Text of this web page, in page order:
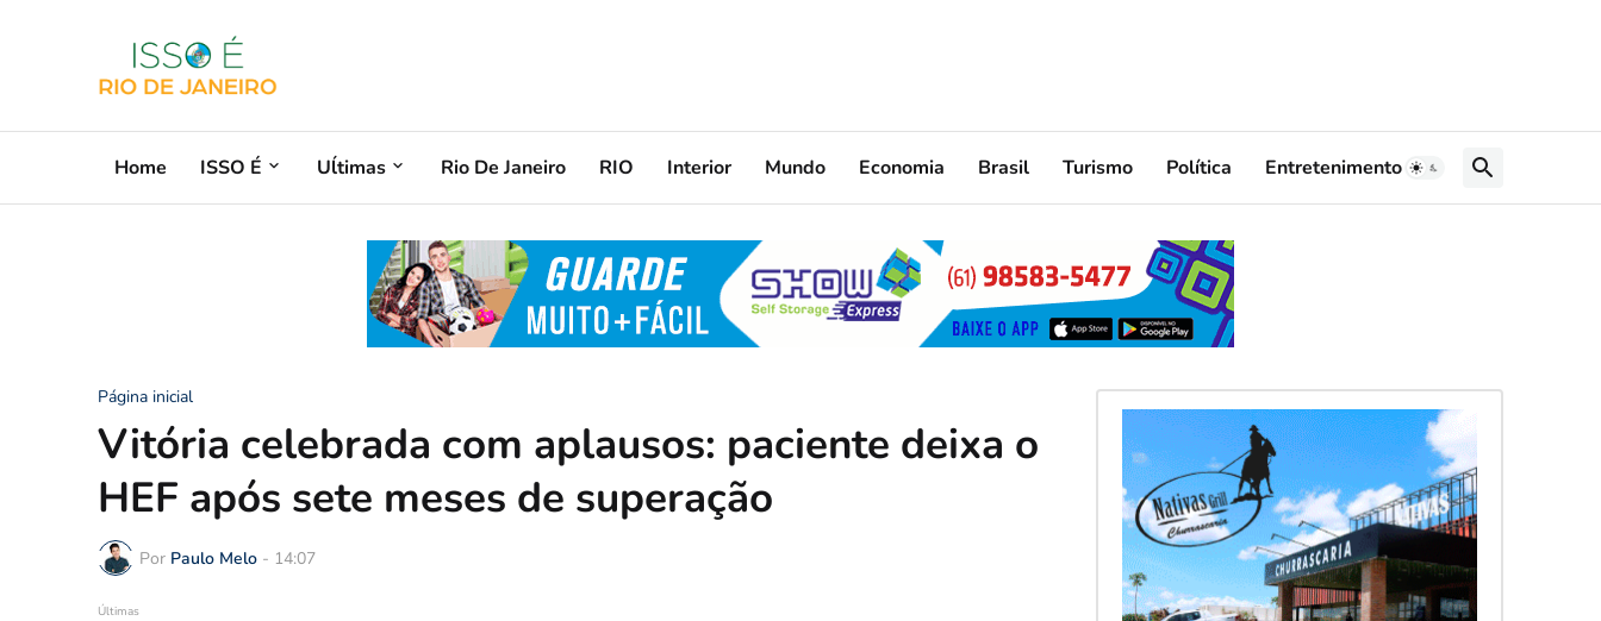
Home ISSO É Uĺtimas Rio De Janeiro RIO Interior Mundo Economia Brasil Turismo Política Entretenimento
Página inicial
Vitória celebrada com aplausos: paciente deixa o
HEF após sete meses de superação
Por Paulo Melo - 14:07
Últimas